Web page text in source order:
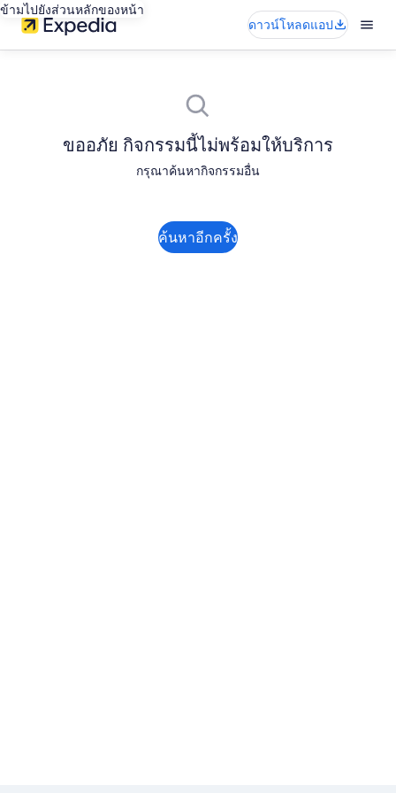
ข้ามไปยังส่วนหลักของหน้า
ดาวน์โหลดแอป
ขออภัย กิจกรรมนี้ไม่พร้อมให้บริการ
กรุณาค้นหากิจกรรมอื่น
ค้นหาอีกครั้ง